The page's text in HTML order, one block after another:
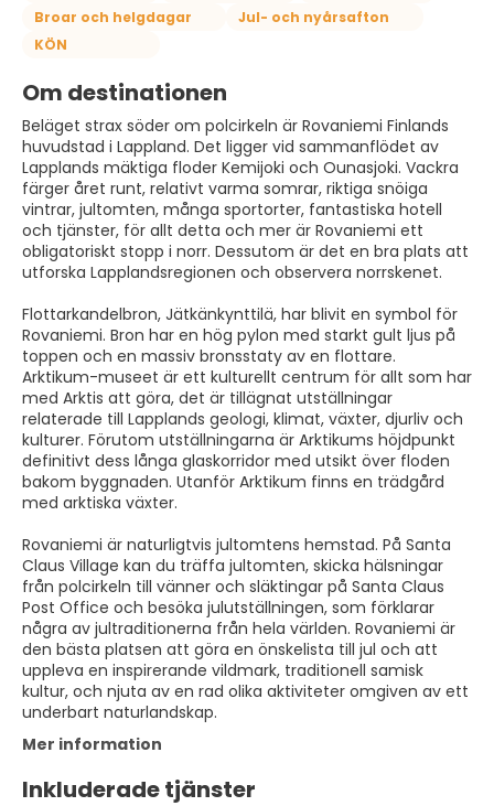
Broar och helgdagar
Jul- och nyårsafton
KÖN
Om destinationen
Beläget strax söder om polcirkeln är Rovaniemi Finlands
huvudstad i Lappland. Det ligger vid sammanflödet av
Lapplands mäktiga floder Kemijoki och Ounasjoki. Vackra
färger året runt, relativt varma somrar, riktiga snöiga
vintrar, jultomten, många sportorter, fantastiska hotell
och tjänster, för allt detta och mer är Rovaniemi ett
obligatoriskt stopp i norr. Dessutom är det en bra plats att
utforska Lapplandsregionen och observera norrskenet.
Flottarkandelbron, Jätkänkynttilä, har blivit en symbol för
Rovaniemi. Bron har en hög pylon med starkt gult ljus på
toppen och en massiv bronsstaty av en flottare.
Arktikum-museet är ett kulturellt centrum för allt som har
med Arktis att göra, det är tillägnat utställningar
relaterade till Lapplands geologi, klimat, växter, djurliv och
kulturer. Förutom utställningarna är Arktikums höjdpunkt
definitivt dess långa glaskorridor med utsikt över floden
bakom byggnaden. Utanför Arktikum finns en trädgård
med arktiska växter.
Rovaniemi är naturligtvis jultomtens hemstad. På Santa
Claus Village kan du träffa jultomten, skicka hälsningar
från polcirkeln till vänner och släktingar på Santa Claus
Post Office och besöka julutställningen, som förklarar
några av jultraditionerna från hela världen. Rovaniemi är
den bästa platsen att göra en önskelista till jul och att
uppleva en inspirerande vildmark, traditionell samisk
kultur, och njuta av en rad olika aktiviteter omgiven av ett
underbart naturlandskap.
Mer information
Inkluderade tjänster